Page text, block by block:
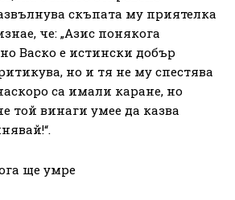
скъпата му приятелка
че: „Азис понякога
Васко е истински добър
но и тя не му спестява
са имали каране, но
той винаги умее да казва